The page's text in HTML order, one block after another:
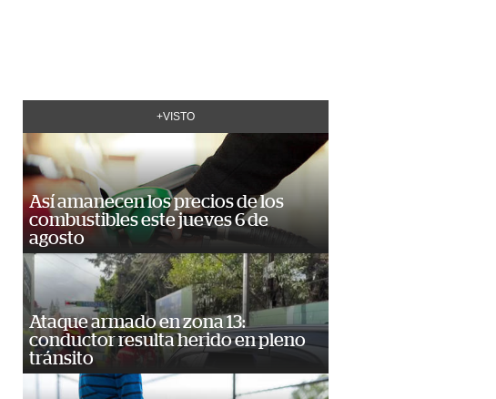
+VISTO
Así amanecen los precios de los
combustibles este jueves 6 de
agosto
Ataque armado en zona 13:
conductor resulta herido en pleno
tránsito